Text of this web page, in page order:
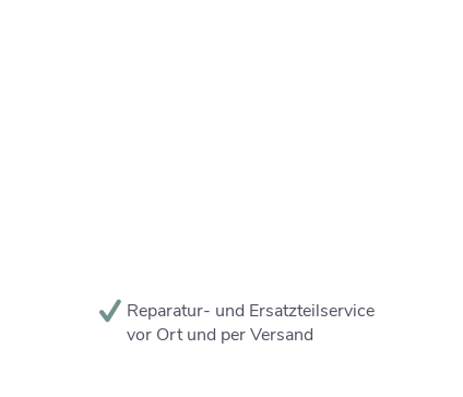
Reparatur- und Ersatzteilservice
vor Ort und per Versand